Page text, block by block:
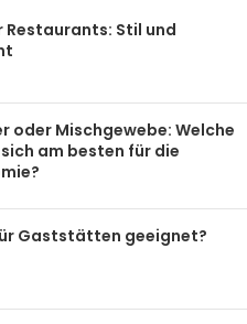
Restaurants: Stil und
oder Mischgewebe: Welche
am besten für die
Gaststätten geeignet?